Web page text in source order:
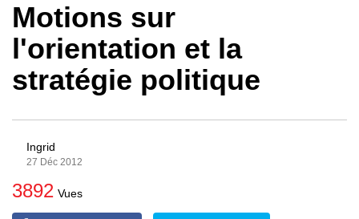
Motions sur
l'orientation et la
stratégie politique
Ingrid
27 Déc 2012
3892 Vues